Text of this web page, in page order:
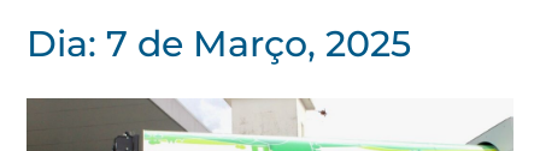
Dia: 7 de Março, 2025